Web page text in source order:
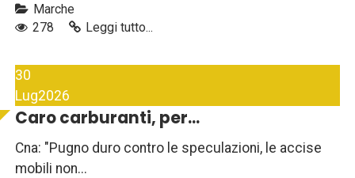
Marche
278
Leggi tutto...
30
Lug2026
Caro carburanti, per...
Cna: "Pugno duro contro le speculazioni, le accise
mobili non...